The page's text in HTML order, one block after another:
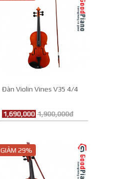
Đàn Violin Vines V35 4/4
1,690,000 1,900,000đ
GIẢM 29%